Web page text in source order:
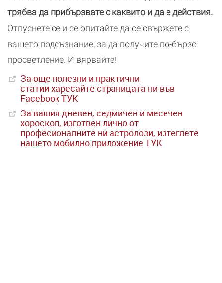
трябва да прибързвате с каквито и да е действия.
Отпуснете се и се опитайте да се свържете с
вашето подсъзнание, за да получите по-бързо
просветление. И вярвайте!
За още полезни и практични
статии харесайте страницата ни във
Facebook ТУК
За вашия дневен, седмичен и месечен
хороскоп, изготвен лично от
професионалните ни астролози, изтеглете
нашето мобилно приложение ТУК